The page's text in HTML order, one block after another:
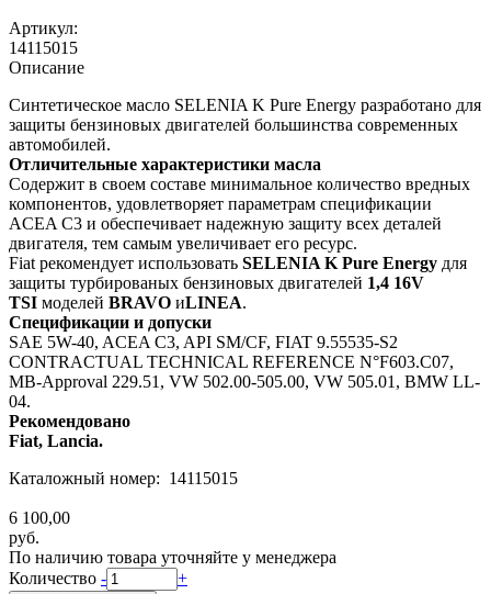
Next
Артикул:
14115015
Описание
Синтетическое масло SELENIA K Pure Energy разработано для
защиты бензиновых двигателей большинства современных
автомобилей.
Отличительные характеристики масла
Содержит в своем составе минимальное количество вредных
компонентов, удовлетворяет параметрам спецификации
ACEA C3 и обеспечивает надежную защиту всех деталей
двигателя, тем самым увеличивает его ресурс.
Fiat рекомендует использовать SELENIA K Pure Energy для
защиты турбированых бензиновых двигателей 1,4 16V
TSI моделей BRAVO иLINEA.
Спецификации и допуски
SAE 5W-40, ACEA C3, API SM/CF, FIAT 9.55535-S2
CONTRACTUAL TECHNICAL REFERENCE N°F603.C07,
MB-Approval 229.51, VW 502.00-505.00, VW 505.01, BMW LL-
04.
Рекомендовано
Fiat, Lancia.
Каталожный номер: 14115015
6 100,00
руб.
По наличию товара уточняйте у менеджера
Количество - +